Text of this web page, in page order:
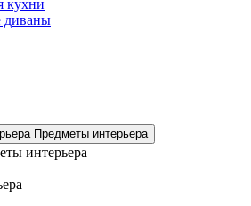
кухни
диваны
Предметы интерьера